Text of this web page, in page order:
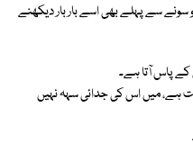
سے پہلے بھی اسے بار بار دیکھنے
کے پاس آتا ہے۔
ہے، میں اس کی جدائی سہہ نہیں